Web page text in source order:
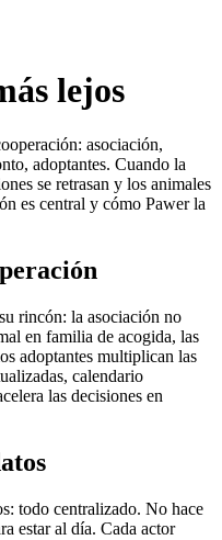
lejos
asociación,
adoptantes. Cuando la
se retrasan y los animales
es central y cómo Pawer la
rincón: la asociación no
en familia de acogida, las
adoptantes multiplican las
calendario
las decisiones en
todo centralizado. No hace
estar al día. Cada actor